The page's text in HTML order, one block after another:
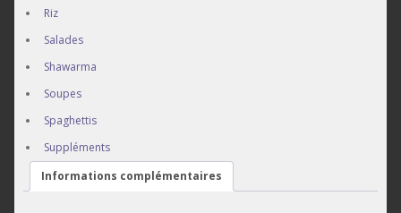
Riz
Salades
Shawarma
Soupes
Spaghettis
Suppléments
Informations complémentaires